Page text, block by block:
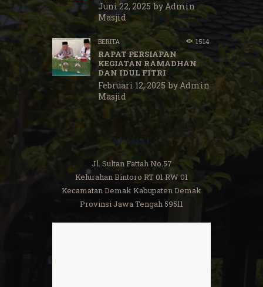
Juni 22, 2025 byAdmin
Masjid
BERITA 1514
RAPAT PERSIAPAN
KEGIATAN RAMADHAN
DAN IDUL FITRI
Februari 12, 2025 byAdmin
Masjid
Alamat
Jl. Sultan Fattah No.57
Kelurahan Bintoro RT 01 RW 01
Kecamatan Demak Kabupaten Demak
Provinsi Jawa Tengah 59511